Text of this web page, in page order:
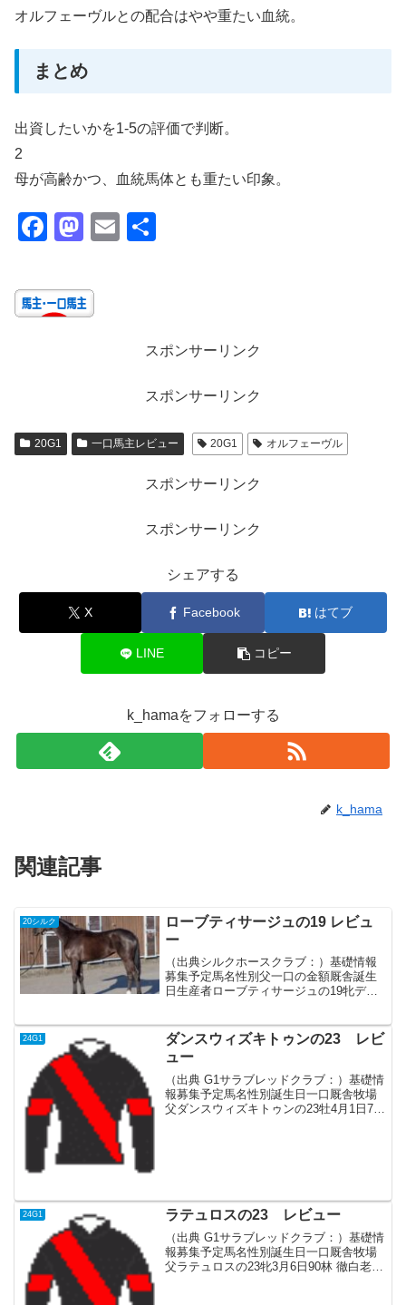
オルフェーヴルとの配合はやや重たい血統。
まとめ
出資したいかを1-5の評価で判断。
2
母が高齢かつ、血統馬体とも重たい印象。
F
c
e
k
M
st
o
E
スポンサーリンク
スポンサーリンク
20G1 一口馬主レビュー 20G1 オルフェーヴル
スポンサーリンク
スポンサーリンク
シェアする
X Facebook はてブ
LINE コピー
k_hamaをフォローする
k_hama
関連記事
20シルク
ローブティサージュの19 レビュ
ー
（出典シルクホースクラブ：）基礎情報
募集予定馬名性別父一口の金額厩舎誕生
日生産者ローブティサージュの19牝ディ
7勝の歴史的名馬かつリーディングサイア
ー芝の方が...
24G1
ダンスウィズキトゥンの23 レビ
ュー
（出典 G1サラブレッドクラブ：）基礎情
報募集予定馬名性別誕生日一口厩舎牧場
父ダンスウィズキトゥンの23牡4月1日70
24G1 ラテュロスの23 レビュー
（出典 G1サラブレッドクラブ：）基礎情
報募集予定馬名性別誕生日一口厩舎牧場
父ラテュロスの23牝3月6日90林 徹白老F